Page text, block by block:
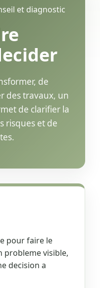
et diagnostic
de
des travaux, un
de clarifier la
risques et de
pour faire le
probleme visible,
decision a